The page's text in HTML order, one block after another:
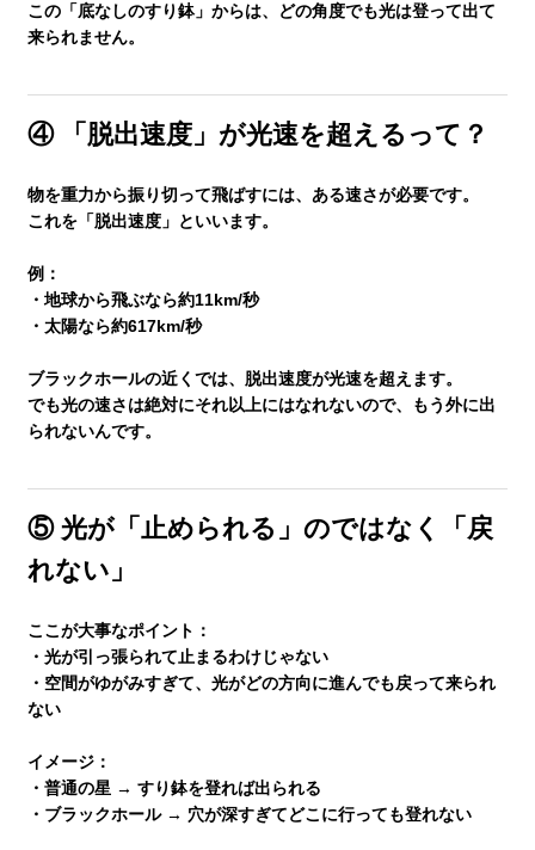
この「底なしのすり鉢」からは、 どの角度でも光は登って出て
来られません。
④ 「脱出速度」が光速を超えるって？
物を重力から振り切って飛ばすには、ある速さが必要です。
これを「脱出速度」といいます。
例：
・地球から飛ぶなら約11km/秒
・太陽なら約617km/秒
ブラックホールの近くでは、 脱出速度が光速を超えます。
でも光の速さは絶対にそれ以上にはなれないので、もう外に出
られないんです。
⑤ 光が「止められる」のではなく「戻
れない」
ここが大事なポイント：
・光が引っ張られて止まるわけじゃない
・空間がゆがみすぎて、光がどの方向に進んでも戻って来られ
ない
イメージ：
・普通の星 → すり鉢を登れば出られる
・ブラックホール → 穴が深すぎてどこに行っても登れない